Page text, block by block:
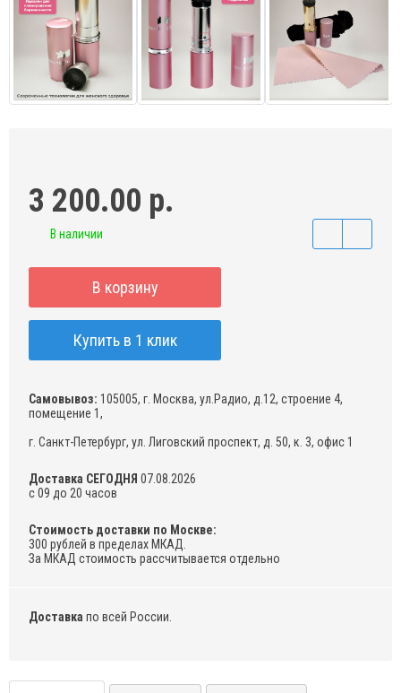
3 200.00 р.
В наличии
В корзину
Купить в 1 клик
Самовывоз: 105005, г. Москва, ул.Радио, д.12, строение 4,
помещение 1,
г. Санкт-Петербург, ул. Лиговский проспект, д. 50, к. 3, офис 1
Доставка СЕГОДНЯ 07.08.2026
с 09 до 20 часов
Стоимость доставки по Москве:
300 рублей в пределах МКАД.
За МКАД стоимость рассчитывается отдельно
Доставка по всей России.